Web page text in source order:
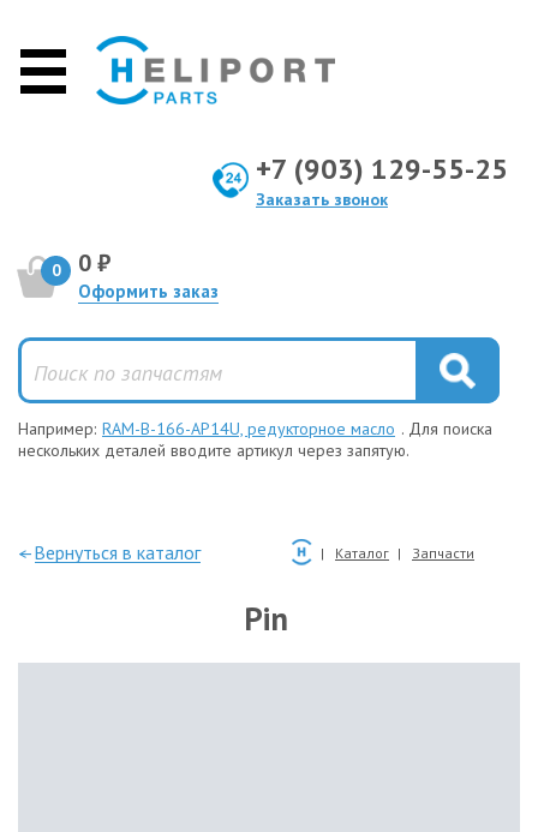
+7 (903) 129-55-25
Заказать звонок
0 0 ₽
Оформить заказ
Например: RAM-B-166-AP14U, редукторное масло . Для поиска
нескольких деталей вводите артикул через запятую.
—Вернуться в каталог Каталог Запчасти
Pin